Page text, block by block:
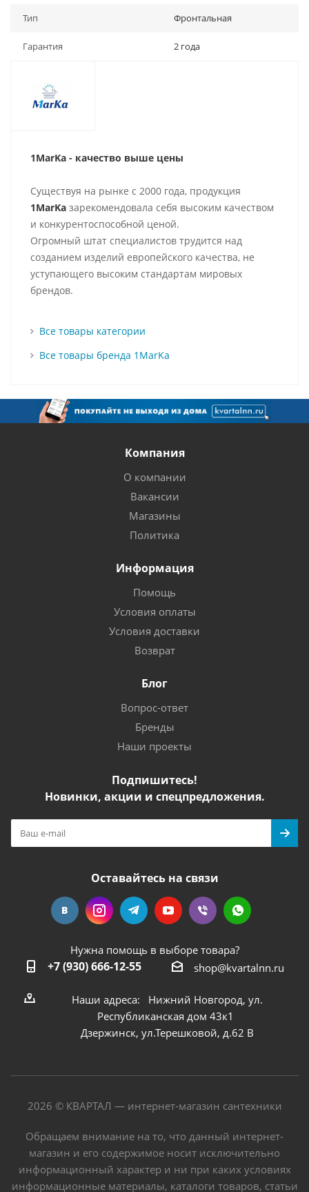
Тип Фронтальная
Гарантия 2 года
1MarKa - качество выше цены
Существуя на рынке с 2000 года, продукция
1MarKa зарекомендовала себя высоким качеством
и конкурентоспособной ценой.
Огромный штат специалистов трудится над
созданием изделий европейского качества, не
уступающего высоким стандартам мировых
брендов.
Все товары категории
Все товары бренда 1MarKa
Компания
О компании
Вакансии
Магазины
Политика
Информация
Помощь
Условия оплаты
Условия доставки
Возврат
Блог
Вопрос-ответ
Бренды
Наши проекты
Подпишитесь!
Новинки, акции и спецпредложения.
Оставайтесь на связи
Нужна помощь в выборе товара?
+7 (930) 666-12-55 shop@kvartalnn.ru
Наши адреса: Нижний Новгород, ул.
Республиканская дом 43к1
Дзержинск, ул.Терешковой, д.62 В
2026 © КВАРТАЛ — интернет-магазин сантехники
Обращаем внимание на то, что данный интернет-
магазин и его содержимое носит исключительно
информационный характер и ни при каких условиях
информационные материалы, каталоги товаров, статьи